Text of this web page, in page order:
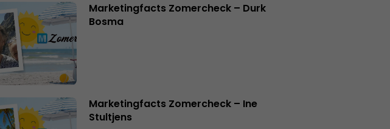
Marketingfacts Zomercheck – Durk
Bosma
Marketingfacts Zomercheck – Ine
Stultjens